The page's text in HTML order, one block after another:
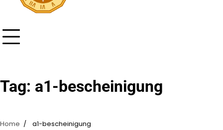
Tag: a1-bescheinigung
Home a1-bescheinigung